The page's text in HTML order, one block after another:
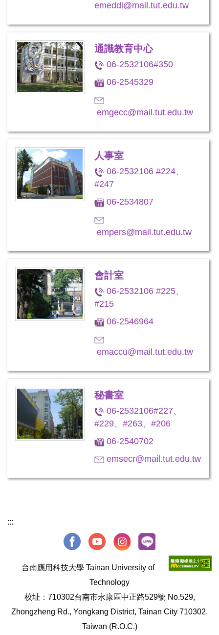
emeddi@mail.tut.edu.tw
通識教育中心
06-2532106#350
06-2545329
emgecc@mail.tut.edu.tw
人事室
06-2532106 #224、
#247
06-2534807
empers@mail.tut.edu.tw
會計室
06-2532106 #225、
#215
06-2546964
emaccu@mail.tut.edu.tw
秘書室
06-2532106#227、
#229、#263、#206
06-2540702
emsecr@mail.tut.edu.tw
:::
台南應用科技大學 Tainan University of
Technology
校址：710302台南市永康區中正路529號 No.529,
Zhongzheng Rd., Yongkang District, Tainan City 710302,
Taiwan (R.O.C.)